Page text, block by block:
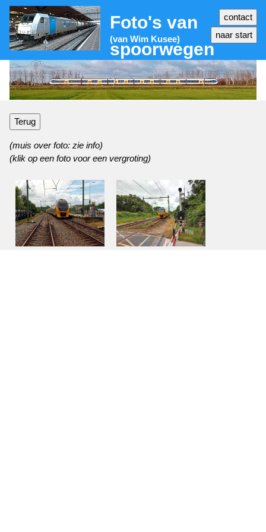
Foto's van
spoorwegen
(van Wim Kusee)
Terug
(muis over foto: zie info)
(klik op een foto voor een vergroting)